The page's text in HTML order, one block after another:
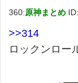
360:原神まとめ
>>314
ロックンロー